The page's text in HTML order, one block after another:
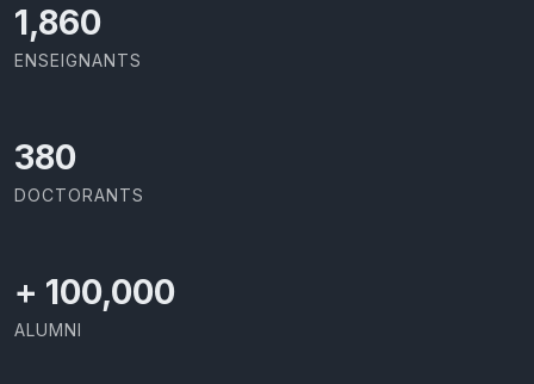
2,029
ENSEIGNANTS
414
DOCTORANTS
+ 100,000
ALUMNI